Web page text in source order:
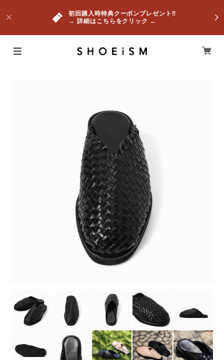
初回購入時特典クーポンプレゼント‼
→ 詳細はこちらをクリック ←